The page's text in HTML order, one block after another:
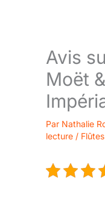
Avis
Moët
Par Nathalie
lecture /